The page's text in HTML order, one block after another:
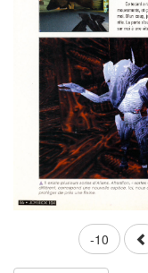
-10